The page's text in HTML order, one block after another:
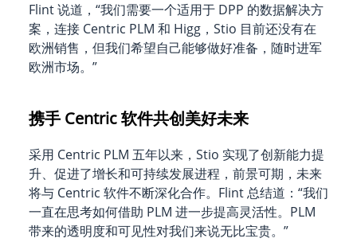
Flint 说道，“我们需要一个适用于 DPP 的数据解决方
案，连接 Centric PLM 和 Higg，Stio 目前还没有在
欧洲销售，但我们希望自己能够做好准备，随时进军
欧洲市场。”
携手 Centric 软件共创美好未来
采用 Centric PLM 五年以来，Stio 实现了创新能力提
升、促进了增长和可持续发展进程，前景可期，未来
将与 Centric 软件不断深化合作。Flint 总结道：“我们
一直在思考如何借助 PLM 进一步提高灵活性。PLM
带来的透明度和可见性对我们来说无比宝贵。”